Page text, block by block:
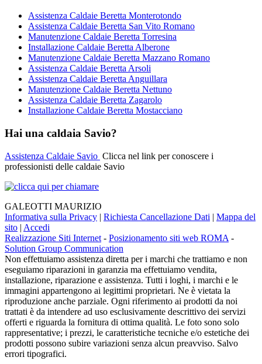
Assistenza Caldaie Beretta Monterotondo
Assistenza Caldaie Beretta San Vito Romano
Manutenzione Caldaie Beretta Torresina
Installazione Caldaie Beretta Alberone
Manutenzione Caldaie Beretta Mazzano Romano
Assistenza Caldaie Beretta Arsoli
Assistenza Caldaie Beretta Anguillara
Manutenzione Caldaie Beretta Nettuno
Assistenza Caldaie Beretta Zagarolo
Installazione Caldaie Beretta Mostacciano
Hai una caldaia Savio?
Assistenza Caldaie Savio Clicca nel link per conoscere i
professionisti delle caldaie Savio
GALEOTTI MAURIZIO
Informativa sulla Privacy | Richiesta Cancellazione Dati | Mappa del
sito | Accedi
Realizzazione Siti Internet - Posizionamento siti web ROMA -
Solution Group Communication
Non effettuiamo assistenza diretta per i marchi che trattiamo e non
eseguiamo riparazioni in garanzia ma effettuiamo vendita,
installazione, riparazione e assistenza. Tutti i loghi, i marchi e le
immagini appartengono ai legittimi proprietari. Ne è vietata la
riproduzione anche parziale. Ogni riferimento ai prodotti da noi
trattati è da intendere ad uso esclusivamente descrittivo dei servizi
offerti e riguarda la fornitura di ottima qualità. Le foto sono solo
rappresentative; i prezzi, le caratteristiche tecniche e/o estetiche dei
prodotti possono subire variazioni senza alcun preavviso. Salvo
errori tipografici.